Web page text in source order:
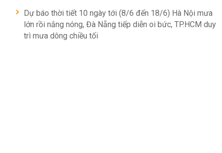
Dự báo thời tiết 10 ngày tới (8/6 đến 18/6) Hà Nội mưa
lớn rồi nắng nóng, Đà Nẵng tiếp diễn oi bức, TP.HCM duy
trì mưa dông chiều tối